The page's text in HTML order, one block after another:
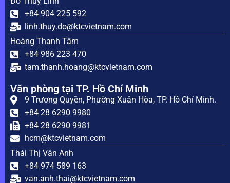
+84 904 225 592
linh.thuy.do@ktcvietnam.com
Hoàng Thanh Tâm
+84 986 223 470
tam.thanh.hoang@ktcvietnam.com
Văn phòng tại TP. Hồ Chí Minh
9 Trương Quyền, Phường Xuân Hòa, TP. Hồ Chí Minh.
+84 28 6290 9980
+84 28 6290 9981
hcm@ktcvietnam.com
Thái Thị Vân Anh
+84 974 589 163
van.anh.thai@ktcvietnam.com